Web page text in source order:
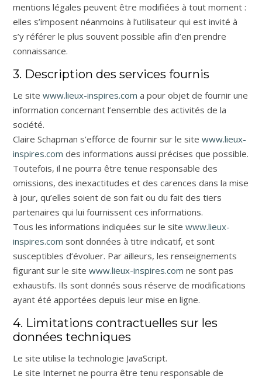
mentions légales peuvent être modifiées à tout moment :
elles s’imposent néanmoins à l’utilisateur qui est invité à
s’y référer le plus souvent possible afin d’en prendre
connaissance.
3. Description des services fournis
Le sitewww.lieux-inspires.com a pour objet de fournir une
information concernant l’ensemble des activités de la
société.
Claire Schapman s’efforce de fournir sur le sitewww.lieux-
inspires.com des informations aussi précises que possible.
Toutefois, il ne pourra être tenue responsable des
omissions, des inexactitudes et des carences dans la mise
à jour, qu’elles soient de son fait ou du fait des tiers
partenaires qui lui fournissent ces informations.
Tous les informations indiquées sur le sitewww.lieux-
inspires.com sont données à titre indicatif, et sont
susceptibles d’évoluer. Par ailleurs, les renseignements
figurant sur le sitewww.lieux-inspires.com ne sont pas
exhaustifs. Ils sont donnés sous réserve de modifications
ayant été apportées depuis leur mise en ligne.
4. Limitations contractuelles sur les
données techniques
Le site utilise la technologie JavaScript.
Le site Internet ne pourra être tenu responsable de